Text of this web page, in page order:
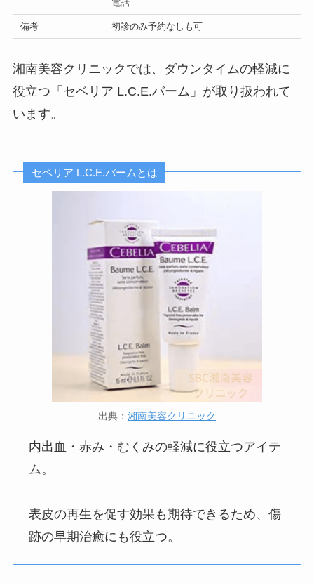
電話
備考 初診のみ予約なしも可
湘南美容クリニックでは、ダウンタイムの軽減に
役立つ「セベリア L.C.E.バーム」が取り扱われて
います。
セベリア L.C.E.バームとは
出典： 湘南美容クリニック
内出血・赤み・むくみの軽減に役立つアイテ
ム。
表皮の再生を促す効果も期待できるため、傷
跡の早期治癒にも役立つ。